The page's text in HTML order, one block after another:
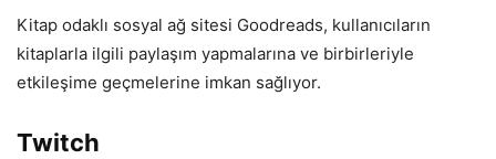
Kitap odaklı sosyal ağ sitesi Goodreads, kullanıcıların
kitaplarla ilgili paylaşım yapmalarına ve birbirleriyle
etkileşime geçmelerine imkan sağlıyor.
Twitch